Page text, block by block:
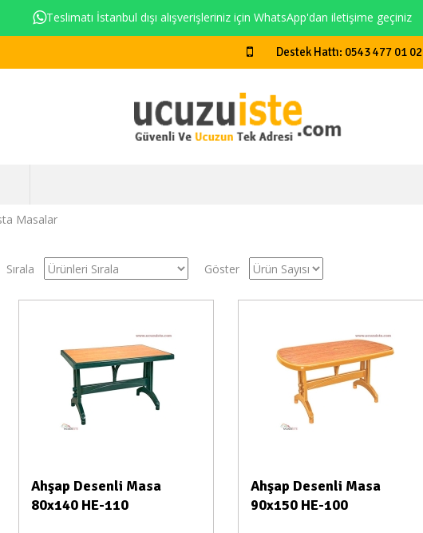
Teslimatı İstanbul dışı alışverişleriniz için WhatsApp'dan iletişime geçiniz
Destek Hattı: 0543 477 01 02
Masalar
Sırala Göster
Ahşap Desenli Masa
80x140 HE-110
Ahşap Desenli Masa
90x150 HE-100